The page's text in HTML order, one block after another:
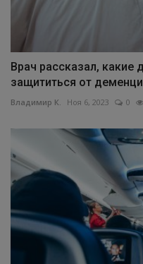
Врач рассказал, какие
защититься от
Владимир К. Ноя 6, 2023 0